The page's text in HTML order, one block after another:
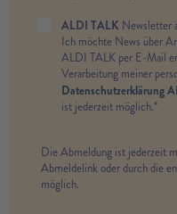
ALDI TALK Newsletter
Ich möchte News über
ALDI TALK per E-Mail
Verarbeitung meiner
Datenschutzerklärung
ist jederzeit möglich.*
Die Abmeldung ist jederzeit
Abmeldelink oder durch die
möglich.